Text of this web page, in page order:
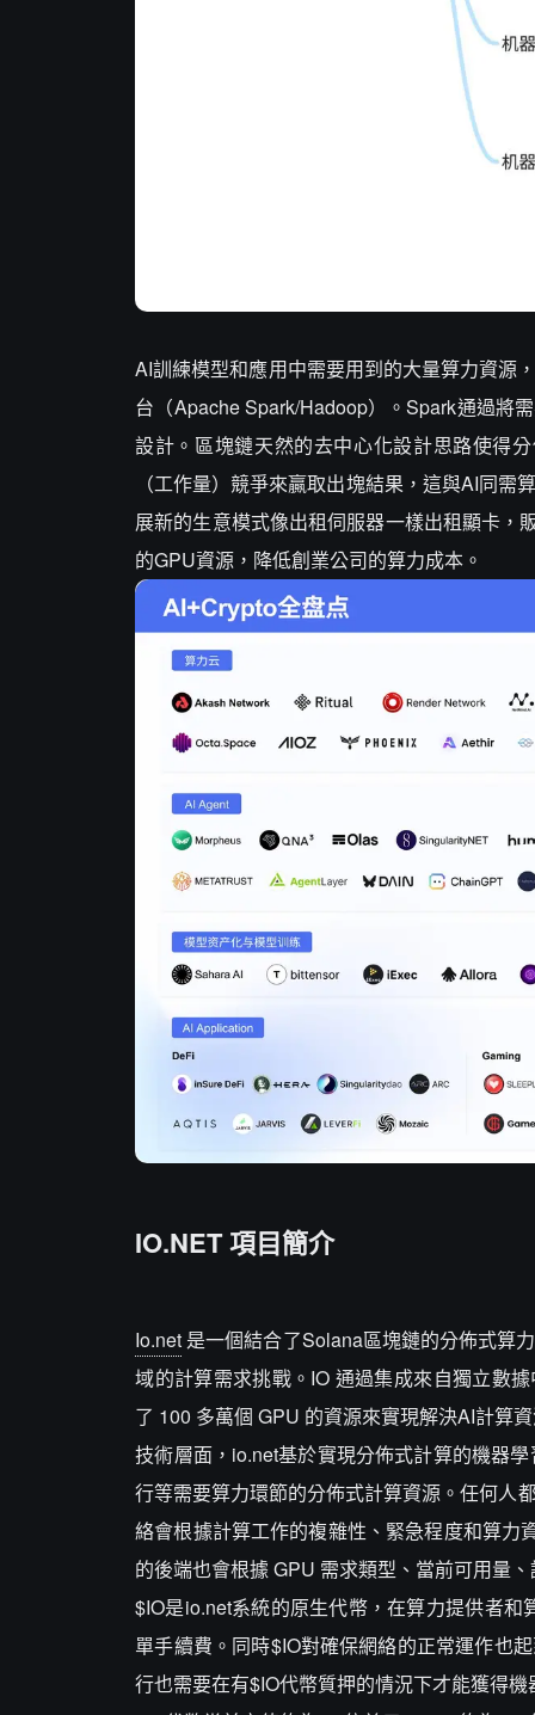
AI訓練模型和應用中需要用到的大量算力資源
台（Apache Spark/Hadoop）。Spark通過將
設計。區塊鏈天然的去中心化設計思路使得
（工作量）競爭來贏取出塊結果，這與AI同
展新的生意模式像出租伺服器一樣出租顯卡，
的GPU資源，降低創業公司的算力成本。
IO.NET 項目簡介
Io.net 是一個結合了Solana區塊鏈的分佈式算
域的計算需求挑戰。IO 通過集成來自獨立數
了 100 多萬個 GPU 的資源來實現解決AI計算
技術層面，io.net基於實現分佈式計算的機器
行等需要算力環節的分佈式計算資源。任何人
絡會根據計算工作的複雜性、緊急程度和算力
的後端也會根據 GPU 需求類型、當前可用量
$IO是io.net系統的原生代幣，在算力提供者
單手續費。同時$IO對確保網絡的正常運作也
行也需要在有$IO代幣質押的情況下才能獲得